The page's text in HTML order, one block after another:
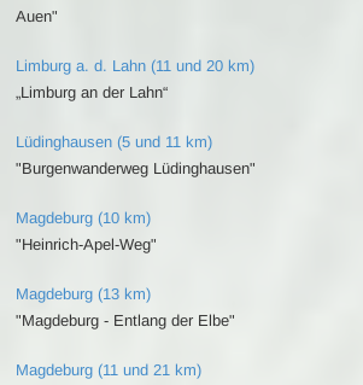
Auen"
Limburg a. d. Lahn (11 und 20 km)
„Limburg an der Lahn“
Lüdinghausen (5 und 11 km)
"Burgenwanderweg Lüdinghausen"
Magdeburg (10 km)
"Heinrich-Apel-Weg"
Magdeburg (13 km)
"Magdeburg - Entlang der Elbe"
Magdeburg (11 und 21 km)